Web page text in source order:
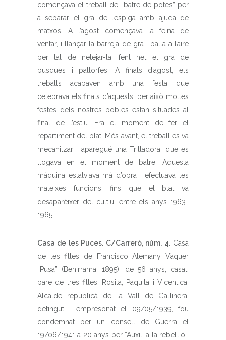
començava el treball de “batre de potes” per
a separar el gra de l’espiga amb ajuda de
matxos. A l’agost començava la feina de
ventar, i llançar la barreja de gra i palla a l’aire
per tal de netejar-la, fent net el gra de
busques i pallorfes. A finals d’agost, els
treballs acabaven amb una festa que
celebrava els finals d’aquests, per això moltes
festes dels nostres pobles estan situades al
final de l’estiu. Era el moment de fer el
repartiment del blat. Més avant, el treball es va
mecanitzar i aparegué una Trilladora, que es
llogava en el moment de batre. Aquesta
màquina estalviava mà d’obra i efectuava les
mateixes funcions, fins que el blat va
desaparèixer del cultiu, entre els anys 1963-
1965.
Casa de les Puces. C/Carreró, núm. 4 . Casa
de les filles de Francisco Alemany Vaquer
“Pusa” (Benirrama, 1895), de 56 anys, casat,
pare de tres filles: Rosita, Paquita i Vicentica.
Alcalde republicà de la Vall de Gallinera,
detingut i empresonat el 09/05/1939, fou
condemnat per un consell de Guerra el
19/06/1941 a 20 anys per “Auxili a la rebel·lió”,